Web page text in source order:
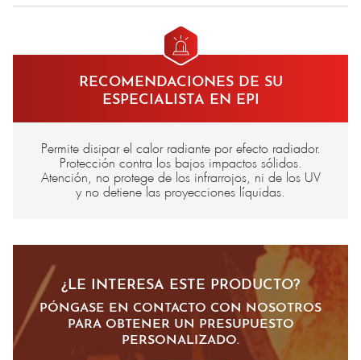
RECOMENDACIONES DE SU
ESPECIALISTA EN EPI
Permite disipar el calor radiante por efecto radiador.
Protección contra los bajos impactos sólidos.
Atención, no protege de los infrarrojos, ni de los UV
y no detiene las proyecciones líquidas.
¿LE INTERESA ESTE PRODUCTO?
PÓNGASE EN CONTACTO CON NOSOTROS
PARA OBTENER UN PRESUPUESTO
PERSONALIZADO.